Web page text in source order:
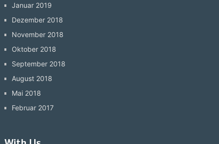
Januar 2019
Dezember 2018
November 2018
Oktober 2018
September 2018
August 2018
Mai 2018
Februar 2017